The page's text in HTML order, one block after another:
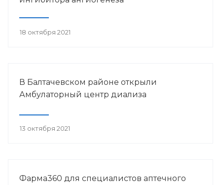
18 октября 2021
В Балтачевском районе открыли
Амбулаторный центр диализа
13 октября 2021
Фарма360 для специалистов аптечного